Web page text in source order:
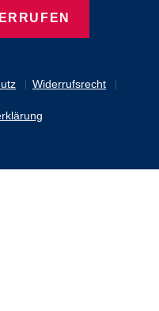
Widerrufsrecht